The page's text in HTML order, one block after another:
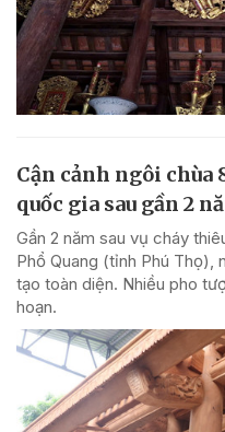
Cận cảnh ngôi chùa
quốc gia sau gần 2
Gần 2 năm sau vụ cháy
Phổ Quang (tỉnh Phú Thọ),
tạo toàn diện. Nhiều pho
hoạn.